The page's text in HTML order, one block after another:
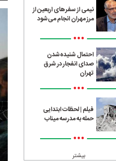
نیمی از سفرهای اربعین از
مرز مهران انجام می‌شود
•••
احتمال شنیده‌شدن
صدای انفجار در شرق
تهران
•••
فیلم | لحظات ابتدایی
حمله به مدرسه میناب
•••
بیشتر